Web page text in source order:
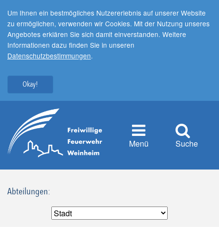
Um Ihnen ein bestmögliches Nutzererlebnis auf unserer Website
zu ermöglichen, verwenden wir Cookies. Mit der Nutzung unseres
Angebotes erklären Sie sich damit einverstanden. Weitere
Informationen dazu finden Sie in unseren
Datenschutzbestimmungen.
Okay!
Menü Suche
Abteilungen: